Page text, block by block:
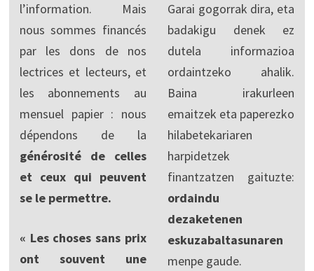
l’information. Mais
nous sommes financés
par les dons de nos
lectrices et lecteurs, et
les abonnements au
mensuel papier : nous
dépendons de la
générosité de celles
et ceux qui peuvent
se le permettre.
« Les choses sans prix
ont souvent une
Garai gogorrak dira, eta
badakigu denek ez
dutela informazioa
ordaintzeko ahalik.
Baina irakurleen
emaitzek eta paperezko
hilabetekariaren
harpidetzek
finantzatzen gaituzte:
ordaindu
dezaketenen
eskuzabaltasunaren
menpe gaude.